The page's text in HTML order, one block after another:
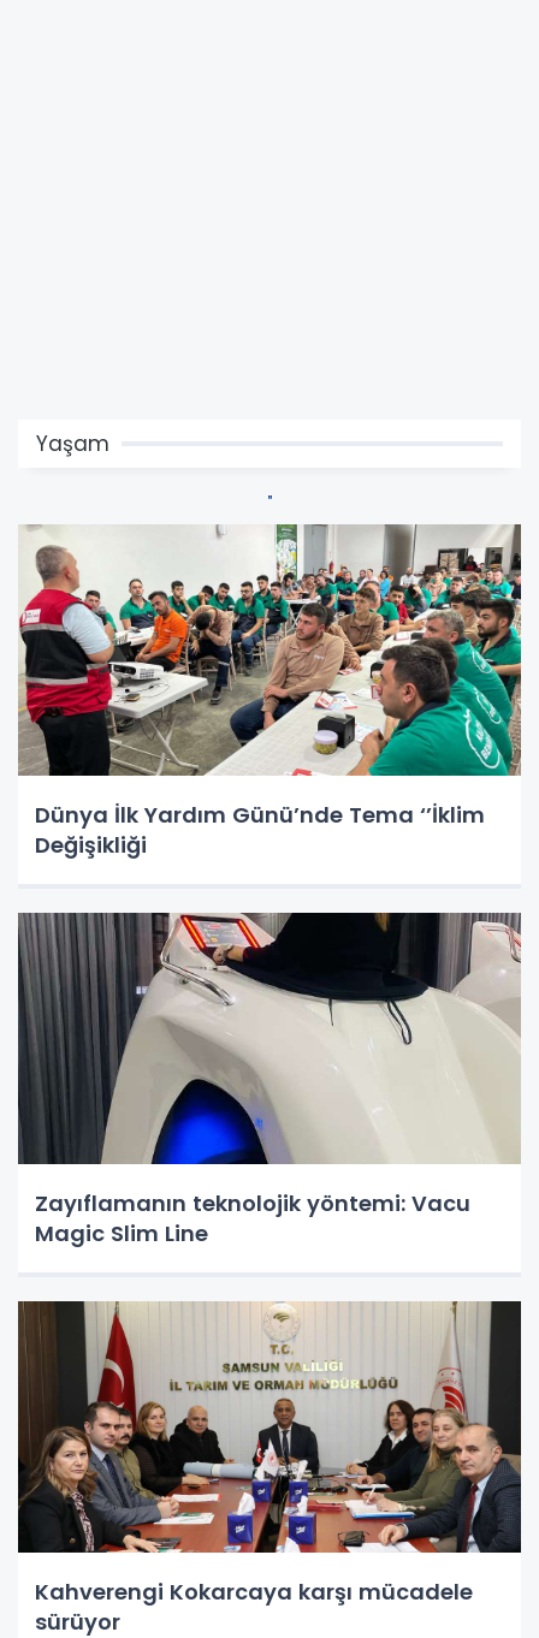
Yaşam
​​​​​​​Dünya İlk Yardım Günü’nde Tema ‘’İklim
Değişikliği
Zayıflamanın teknolojik yöntemi: Vacu
Magic Slim Line
Kahverengi Kokarcaya karşı mücadele
sürüyor